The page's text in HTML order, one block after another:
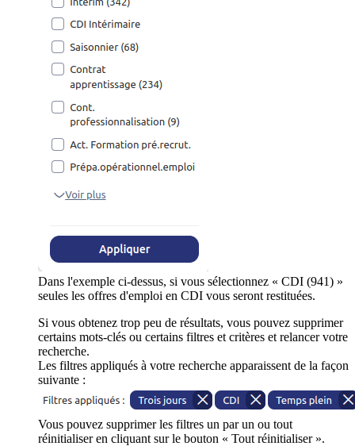
Dans l'exemple ci-dessus, si vous sélectionnez « CDI (941) »
seules les offres d'emploi en CDI vous seront restituées.
Si vous obtenez trop peu de résultats, vous pouvez supprimer
certains mots-clés ou certains filtres et critères et relancer votre
recherche.
Les filtres appliqués à votre recherche apparaissent de la façon
suivante :
Vous pouvez supprimer les filtres un par un ou tout
réinitialiser en cliquant sur le bouton « Tout réinitialiser ».